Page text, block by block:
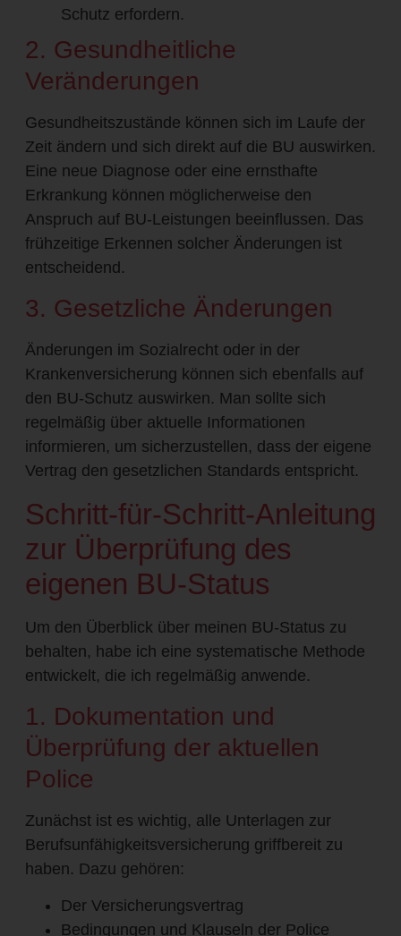
Schutz erfordern.
2. Gesundheitliche
Veränderungen
Gesundheitszustände können sich im Laufe der
Zeit ändern und sich direkt auf die BU auswirken.
Eine neue Diagnose oder eine ernsthafte
Erkrankung können möglicherweise den
Anspruch auf BU-Leistungen beeinflussen. Das
frühzeitige Erkennen solcher Änderungen ist
entscheidend.
3. Gesetzliche Änderungen
Änderungen im Sozialrecht oder in der
Krankenversicherung können sich ebenfalls auf
den BU-Schutz auswirken. Man sollte sich
regelmäßig über aktuelle Informationen
informieren, um sicherzustellen, dass der eigene
Vertrag den gesetzlichen Standards entspricht.
Schritt-für-Schritt-Anleitung
zur Überprüfung des
eigenen BU-Status
Um den Überblick über meinen BU-Status zu
behalten, habe ich eine systematische Methode
entwickelt, die ich regelmäßig anwende.
1. Dokumentation und
Überprüfung der aktuellen
Police
Zunächst ist es wichtig, alle Unterlagen zur
Berufsunfähigkeitsversicherung griffbereit zu
haben. Dazu gehören:
Der Versicherungsvertrag
Bedingungen und Klauseln der Police